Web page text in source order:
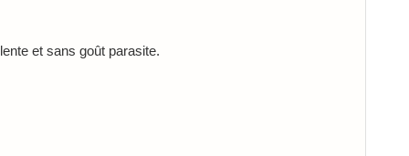
et sans goût parasite.